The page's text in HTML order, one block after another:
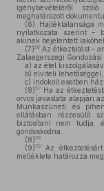
igénybevételéről szóló
meghatározott
(6) Hajléktalansága
nyilatkozata szerint –
akinek bejelentett
(7)56 Az étkeztetést –
Zalaegerszegi Gondozási
a) az étel
b) elviteli lehetőséggel,
c) indokolt esetben
(8)57 Ha az
orvos javaslata alapján
Munkaszüneti és
ellátásban részesülő
biztosítani nem tudja,
gondoskodna.
(8)58
(9)59
Az
melléklete határozza meg.